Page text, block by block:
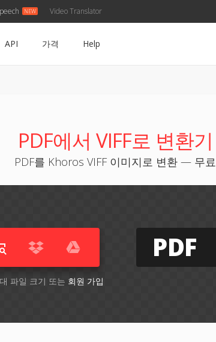
Video Translator
API 가격 Help
PDF에서 VIFF로 변환기
PDF를 Khoros VIFF 이미지로 변환 — 무료
파일 크기 또는 회원 가입
PDF